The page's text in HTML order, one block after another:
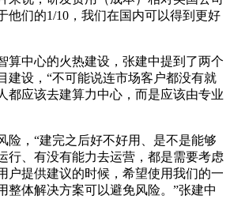
他们的1/10，我们在国内可以得到更好
中心的火热建设，张建中提到了两个
建设，“不可能说连市场客户都没有就
都应该去建算力中心，而是应该由专业
，“建完之后好不好用、是不是能够
行、有没有能力去运营，都是需要考虑
户提供建议的时候，希望使用我们的一
整体解决方案可以避免风险。”张建中